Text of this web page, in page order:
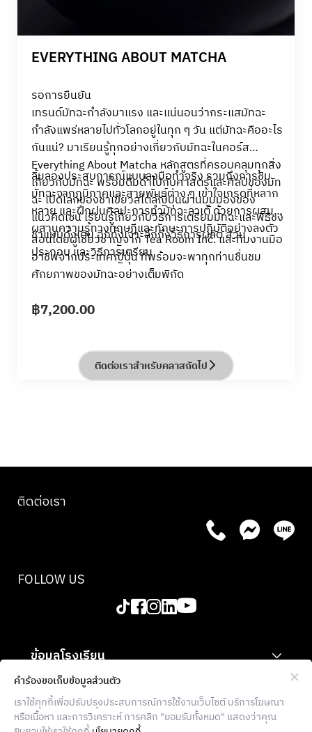
EVERYTHING ABOUT MATCHA
รอการยืนยัน
เทรนด์มัทฉะกำลังมาแรง และแน่นอนว่ากระแสมัทฉะ
กำลังแพร่หลายไปทั่วโลกอยู่ในทุก ๆ วัน แต่มัทฉะคืออะไร
กันแน่? มาเรียนรู้ทุกอย่างเกี่ยวกับมัทฉะในคอร์ส
Everything About Matcha หลักสูตรที่ครอบคลุมทุกสิ่ง
เกี่ยวกับมัทฉะ พร้อมดื่มด่ำไปกับศาสตร์และศิลป์ของมัท
ฉะ เปิดโลกของชาเขียวสไตล์ญี่ปุ่นผ่านมุมมองของ
แนวคิดเซน เรียนรู้เกี่ยวกับวิธีการเตรียมมัทฉะและพิธีชง
ชาแบบดั้งเดิม อีกทั้งเจาะลึกถึงวิธีการผลิต ส่วน
ประกอบ และวิธีการเตรียม
ลิ้มลองประสบการณ์แบบลงมือทำจริง รวมถึงการชิม
มัทฉะจากภูมิภาคและสายพันธุ์ต่าง ๆ เข้าใจเกรดที่หลาก
หลาย และฝึกฝนศิลปะการทำมัทฉะลาเต้ ด้วยการผสม
ผสานความรู้ทางทฤษฎีและทักษะการปฏิบัติอย่างลงตัว
สอนโดยผู้เชี่ยวชาญจาก Tea Room Inc. และทีมงานมือ
อาชีพจากประเทศญี่ปุ่น ที่พร้อมจะพาทุกท่านชื่นชม
ศักยภาพของมัทฉะอย่างเต็มพิกัด
฿7,200.00
ติดต่อเราสำหรับคลาสถัดไป
ข้อมูลโรงเรียน
สำหรับองค์กร
ข้อมูลเพิ่มเติม
ติดต่อเรา
FOLLOW US
คำร้องขอเก็บข้อมูลส่วนตัว
เราใช้คุกกี้เพื่อปรับปรุงประสบการณ์การใช้งานเว็บไซต์ บริการโฆษณา
หรือเนื้อหา และการวิเคราะห์ การคลิก "ยอมรับทั้งหมด" แสดงว่าคุณ